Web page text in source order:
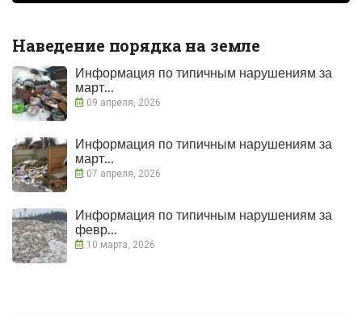
Наведение порядка на земле
Информация по типичным нарушениям за
март...
09 апреля, 2026
Информация по типичным нарушениям за
март...
07 апреля, 2026
Информация по типичным нарушениям за
февр...
10 марта, 2026